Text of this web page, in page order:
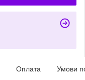
Оплата Умови